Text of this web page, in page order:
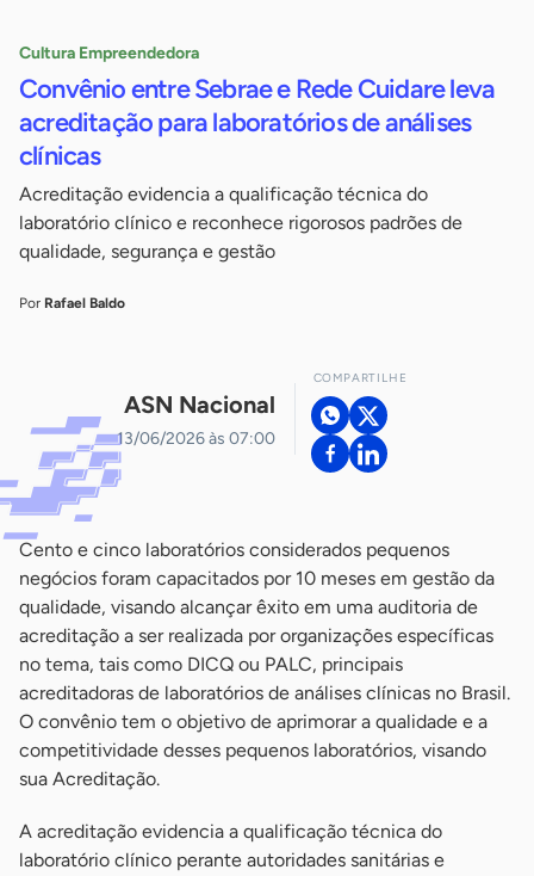
Cultura Empreendedora
Convênio entre Sebrae e Rede Cuidare leva
acreditação para laboratórios de análises
clínicas
Acreditação evidencia a qualificação técnica do
laboratório clínico e reconhece rigorosos padrões de
qualidade, segurança e gestão
Por Rafael Baldo
ASN Nacional
13/06/2026 às 07:00
COMPARTILHE
Cento e cinco laboratórios considerados pequenos
negócios foram capacitados por 10 meses em gestão da
qualidade, visando alcançar êxito em uma auditoria de
acreditação a ser realizada por organizações específicas
no tema, tais como DICQ ou PALC, principais
acreditadoras de laboratórios de análises clínicas no Brasil.
O convênio tem o objetivo de aprimorar a qualidade e a
competitividade desses pequenos laboratórios, visando
sua Acreditação.
A acreditação evidencia a qualificação técnica do
laboratório clínico perante autoridades sanitárias e